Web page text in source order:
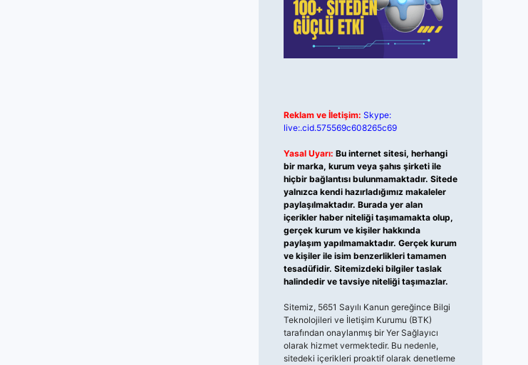
Reklam ve İletişim: Skype:
live:.cid.575569c608265c69
Yasal Uyarı: Bu internet sitesi, herhangi
bir marka, kurum veya şahıs şirketi ile
hiçbir bağlantısı bulunmamaktadır. Sitede
yalnızca kendi hazırladığımız makaleler
paylaşılmaktadır. Burada yer alan
içerikler haber niteliği taşımamakta olup,
gerçek kurum ve kişiler hakkında
paylaşım yapılmamaktadır. Gerçek kurum
ve kişiler ile isim benzerlikleri tamamen
tesadüfidir. Sitemizdeki bilgiler taslak
halindedir ve tavsiye niteliği taşımazlar.
Sitemiz, 5651 Sayılı Kanun gereğince Bilgi
Teknolojileri ve İletişim Kurumu (BTK)
tarafından onaylanmış bir Yer Sağlayıcı
olarak hizmet vermektedir. Bu nedenle,
sitedeki içerikleri proaktif olarak denetleme